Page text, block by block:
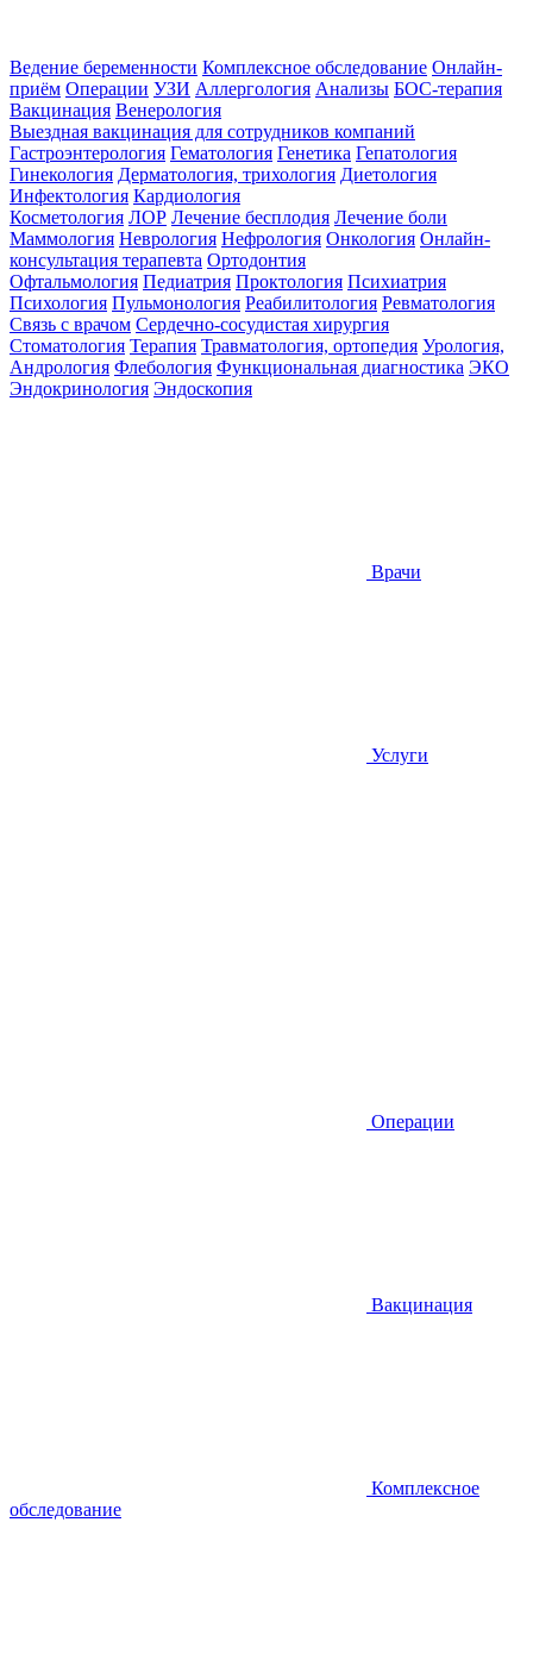
Ведение беременности Комплексное обследование Онлайн-
приём Операции УЗИ Аллергология Анализы БОС-терапия
Вакцинация Венерология
Выездная вакцинация для сотрудников компаний
Гастроэнтерология Гематология Генетика Гепатология
Гинекология Дерматология, трихология Диетология
Инфектология Кардиология
Косметология ЛОР Лечение бесплодия Лечение боли
Маммология Неврология Нефрология Онкология Онлайн-
консультация терапевта Ортодонтия
Офтальмология Педиатрия Проктология Психиатрия
Психология Пульмонология Реабилитология Ревматология
Связь с врачом Сердечно-сосудистая хирургия
Стоматология Терапия Травматология, ортопедия Урология,
Андрология Флебология Функциональная диагностика ЭКО
Эндокринология Эндоскопия
Врачи
Услуги
Операции
Вакцинация
Комплексное
обследование